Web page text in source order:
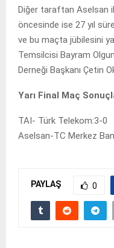
Diğer taraftan Aselsan
öncesinde ise 27 yıl
ve bu maçta jübilesini
Temsilcisi Bayram
Derneği Başkanı Çetin
Yarı Final Maç
TAI- Türk Telekom:3-0
Aselsan-TC Merkez
PAYLAŞ 0